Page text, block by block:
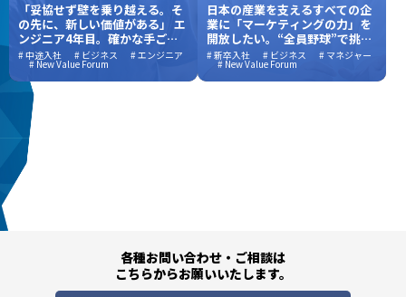
「妥協せず壁を乗り越える。そ
の先に、新しい価値がある」 エ
ンジニア4年目。確かな手ごた
えが拓いた、新しい世界
# 中途入社 # ビジネス # エンジニア
# New Value Forum
日本の産業を支えるすべての企
業に「マーケティングの力」を
開放したい。“全員野球”で挑ん
だ、新しい価値創造の舞台裏
# 新卒入社 # ビジネス # マネジャー
# New Value Forum
各種お問い合わせ・ご相談は
こちらからお願いいたします。